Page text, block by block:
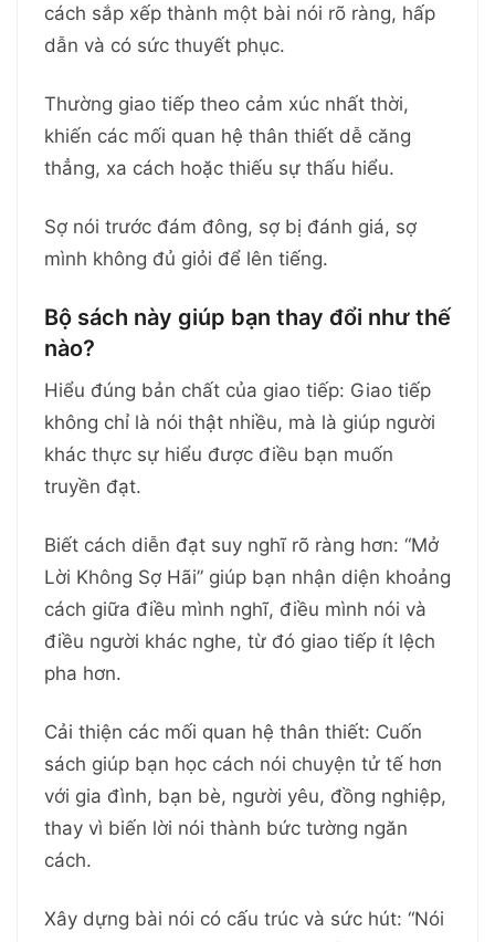
cách sắp xếp thành một bài nói rõ ràng, hấp
dẫn và có sức thuyết phục.
Thường giao tiếp theo cảm xúc nhất thời,
khiến các mối quan hệ thân thiết dễ căng
thẳng, xa cách hoặc thiếu sự thấu hiểu.
Sợ nói trước đám đông, sợ bị đánh giá, sợ
mình không đủ giỏi để lên tiếng.
Bộ sách này giúp bạn thay đổi như thế
nào?
Hiểu đúng bản chất của giao tiếp: Giao tiếp
không chỉ là nói thật nhiều, mà là giúp người
khác thực sự hiểu được điều bạn muốn
truyền đạt.
Biết cách diễn đạt suy nghĩ rõ ràng hơn: “Mở
Lời Không Sợ Hãi” giúp bạn nhận diện khoảng
cách giữa điều mình nghĩ, điều mình nói và
điều người khác nghe, từ đó giao tiếp ít lệch
pha hơn.
Cải thiện các mối quan hệ thân thiết: Cuốn
sách giúp bạn học cách nói chuyện tử tế hơn
với gia đình, bạn bè, người yêu, đồng nghiệp,
thay vì biến lời nói thành bức tường ngăn
cách.
Xây dựng bài nói có cấu trúc và sức hút: “Nói